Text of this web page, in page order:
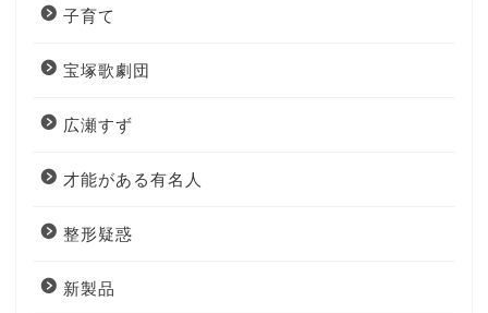
子育て
宝塚歌劇団
広瀬すず
才能がある有名人
整形疑惑
新製品